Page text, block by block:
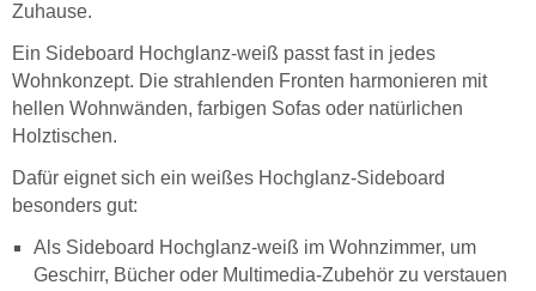
Zuhause.
Ein Sideboard Hochglanz-weiß passt fast in jedes
Wohnkonzept. Die strahlenden Fronten harmonieren mit
hellen Wohnwänden, farbigen Sofas oder natürlichen
Holztischen.
Dafür eignet sich ein weißes Hochglanz-Sideboard
besonders gut:
Als Sideboard Hochglanz-weiß im Wohnzimmer, um
Geschirr, Bücher oder Multimedia-Zubehör zu verstauen